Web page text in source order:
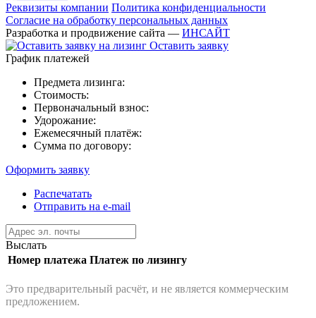
Реквизиты компании Политика конфиденциальности
Согласие на обработку персональных данных
Разработка и продвижение сайта — ИНСАЙТ
Оставить заявку
График платежей
Предмета лизинга:
Стоимость:
Первоначальный взнос:
Удорожание:
Ежемесячный платёж:
Сумма по договору:
Оформить заявку
Распечатать
Отправить на e-mail
Выслать
Номер платежа Платеж по лизингу
Это предварительный расчёт, и не является коммерческим
предложением.